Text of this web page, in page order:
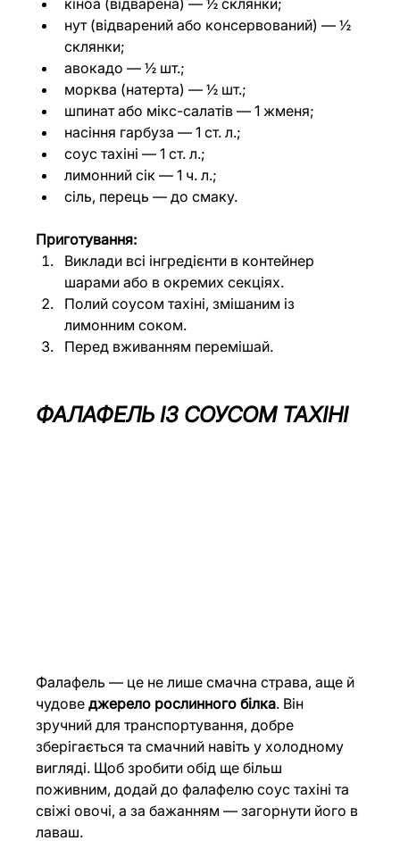
нут (відварений або консервований) — ½
склянки;
авокадо — ½ шт.;
морква (натерта) — ½ шт.;
шпинат або мікс-салатів — 1 жменя;
насіння гарбуза — 1 ст. л.;
соус тахіні — 1 ст. л.;
лимонний сік — 1 ч. л.;
сіль, перець — до смаку.
Приготування:
Виклади всі інгредієнти в контейнер
шарами або в окремих секціях.
Полий соусом тахіні, змішаним із
лимонним соком.
Перед вживанням перемішай.
ФАЛАФЕЛЬ ІЗ СОУСОМ ТАХІНІ
Фалафель — це не лише смачна страва, аще й
чудове джерело рослинного білка. Він
зручний для транспортування, добре
зберігається та смачний навіть у холодному
вигляді. Щоб зробити обід ще більш
поживним, додай до фалафелю соус тахіні та
свіжі овочі, а за бажанням — загорнути його в
лаваш.